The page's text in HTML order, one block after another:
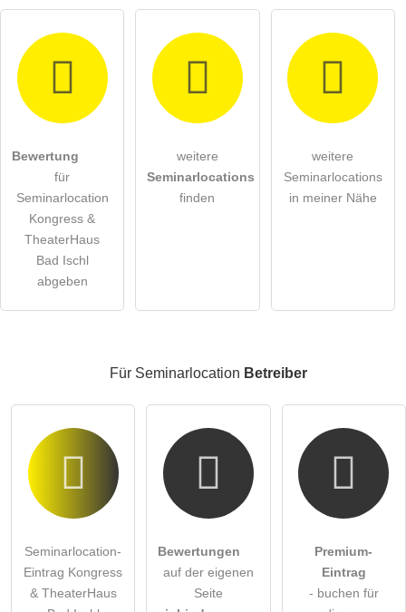
Datenschutzerklärunghabe ich zur Kenntnis genommen.
öffentliche Frage stellen
Hinweis:Bitte beachten Sie, öffentliche Fragen sind
Besucher sichtbar
Bewertung
für
Seminarlocation
Kongress &
TheaterHaus
Bad Ischl
abgeben
weitere
Seminarlocations
finden
weitere
Seminarlocations
in meiner Nähe
Für Seminarlocation Betreiber
Seminarlocation-
Eintrag Kongress
& TheaterHaus
Bewertungen
auf der eigenen
Seite
Premium-
Eintrag
- buchen für